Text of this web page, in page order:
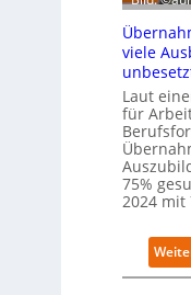
viele
Laut
für
75%
2024 mit